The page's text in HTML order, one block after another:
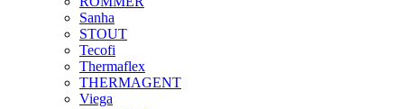
Sanha
STOUT
Tecofi
Thermaflex
THERMAGENT
Viega